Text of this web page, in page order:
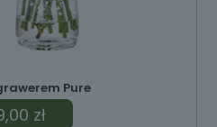
Pure
zł